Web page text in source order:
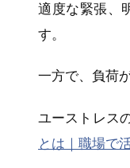
適度な緊張、
す。
一方で、負荷
ユーストレス
とは｜職場で